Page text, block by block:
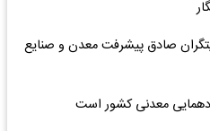
صادق پیشرفت معدن و صنایع
معدنی کشور است